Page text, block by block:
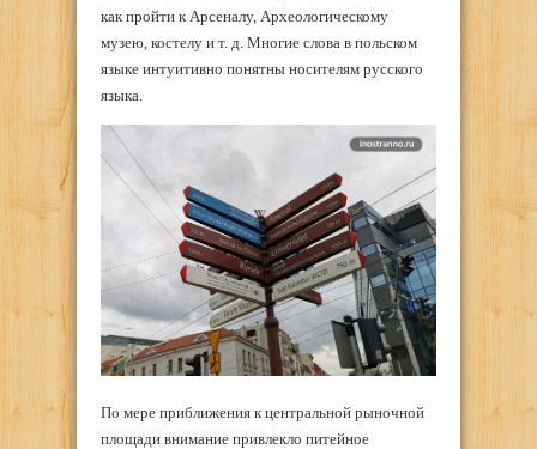
как пройти к Арсеналу, Археологическому
музею, костелу и т. д. Многие слова в польском
языке интуитивно понятны носителям русского
языка.
По мере приближения к центральной рыночной
площади внимание привлекло питейное